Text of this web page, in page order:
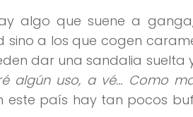
algo que suene a
sino a los que cogen
dar una sandalia suelta
algún uso, a vé… Como
este país hay tan pocos